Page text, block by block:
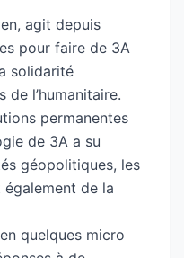
et
: «Management de
»,
» (full
agit depuis
pour faire de 3A
solidarité
de l’humanitaire.
permanentes
de 3A a su
géopolitiques, les
également de la
quelques micro